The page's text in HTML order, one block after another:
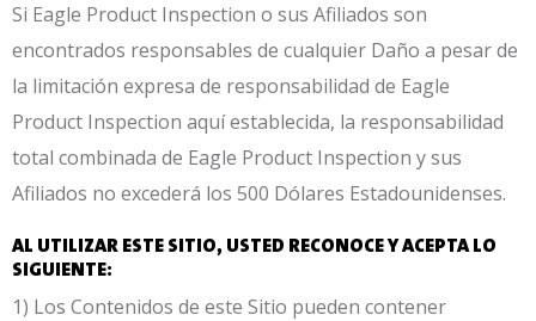
Si Eagle Product Inspection o sus Afiliados son
encontrados responsables de cualquier Daño a pesar de
la limitación expresa de responsabilidad de Eagle
Product Inspection aquí establecida, la responsabilidad
total combinada de Eagle Product Inspection y sus
Afiliados no excederá los 500 Dólares Estadounidenses.
AL UTILIZAR ESTE SITIO, USTED RECONOCE Y ACEPTA LO
SIGUIENTE:
1) Los Contenidos de este Sitio pueden contener